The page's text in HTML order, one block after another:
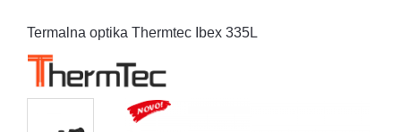
Termalna optika Thermtec Ibex 335L